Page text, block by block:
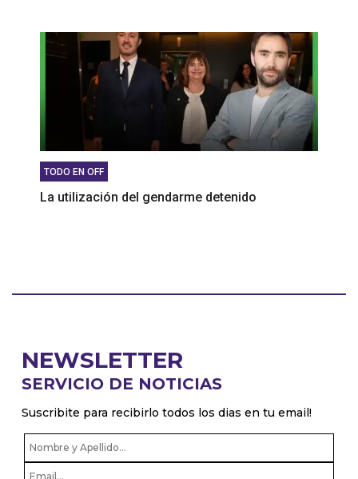
TODO EN OFF
La utilización del gendarme detenido
NEWSLETTER
SERVICIO DE NOTICIAS
Suscribite para recibirlo todos los dias en tu email!